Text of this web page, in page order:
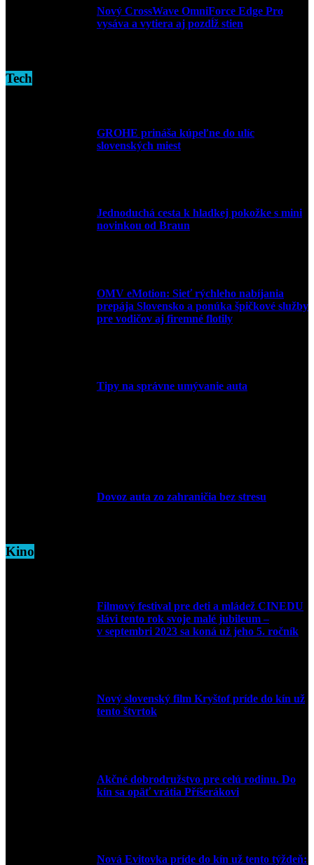
Nový CrossWave OmniForce Edge Pro
vysáva a vytiera aj pozdĺž stien
Tech
GROHE prináša kúpeľne do ulíc
slovenských miest
Jednoduchá cesta k hladkej pokožke s mini
novinkou od Braun
OMV eMotion: Sieť rýchleho nabíjania
prepája Slovensko a ponúka špičkové služby
pre vodičov aj firemné flotily
Tipy na správne umývanie auta
Dovoz auta zo zahraničia bez stresu
Kino
Filmový festival pre deti a mládež CINEDU
slávi tento rok svoje malé jubileum –
v septembri 2023 sa koná už jeho 5. ročník
Nový slovenský film Kryštof príde do kín už
tento štvrtok
Akčné dobrodružstvo pre celú rodinu. Do
kín sa opäť vrátia Příšerákovi
Nová Evitovka príde do kín už tento týždeň: